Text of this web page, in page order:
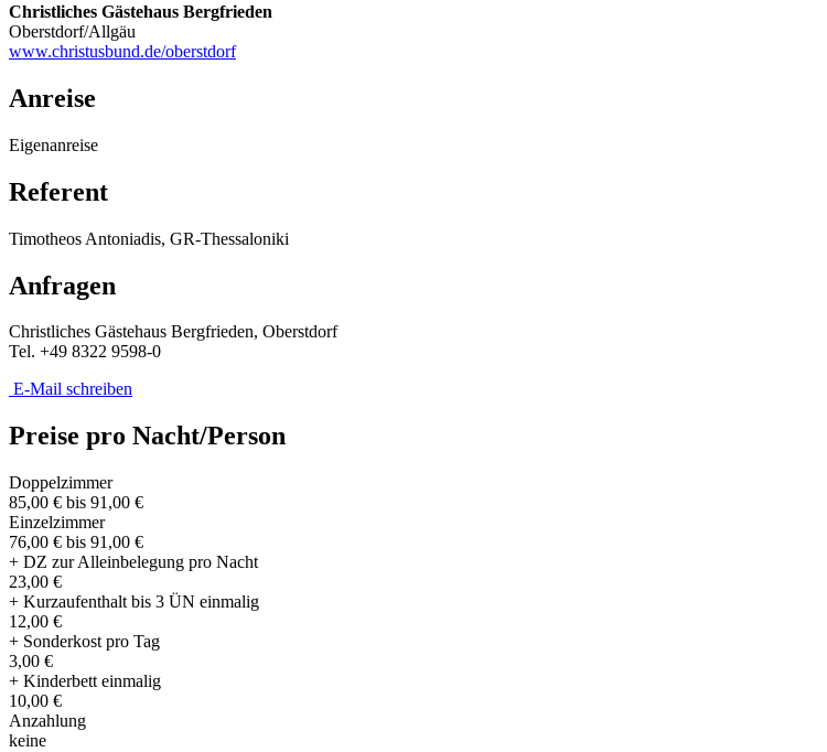
Christliches Gästehaus Bergfrieden
Oberstdorf/Allgäu
www.christusbund.de/oberstdorf
Anreise
Eigenanreise
Referent
Timotheos Antoniadis, GR-Thessaloniki
Anfragen
Christliches Gästehaus Bergfrieden, Oberstdorf
Tel. +49 8322 9598-0
E-Mail schreiben
Preise pro Nacht/Person
Doppelzimmer
85,00 € bis 91,00 €
Einzelzimmer
76,00 € bis 91,00 €
+ DZ zur Alleinbelegung pro Nacht
23,00 €
+ Kurzaufenthalt bis 3 ÜN einmalig
12,00 €
+ Sonderkost pro Tag
3,00 €
+ Kinderbett einmalig
10,00 €
Anzahlung
keine